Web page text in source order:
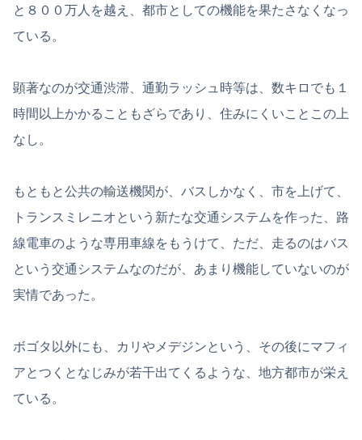
と８００万人を越え、都市としての機能を果たさなくなっ
ている。
顕著なのが交通渋滞、通勤ラッシュ時等は、数キロでも１
時間以上かかることもざらであり、住みにくいことこの上
なし。
もともと公共の輸送機関が、バスしかなく、市を上げて、
トランスミレニオという新たな交通システムを作った、路
線電車のような専用車線をもうけて、ただ、走るのはバス
という交通システムなのだが、あまり機能していないのが
実情であった。
ボゴタ以外にも、カリやメデジンという、その後にマフィ
アとつくとなじみが若干出てくるような、地方都市が栄え
ている。